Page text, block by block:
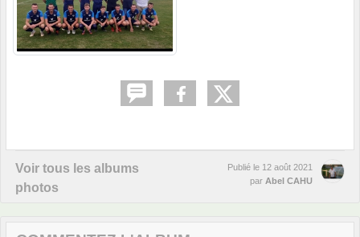
Voir tous les albums
photos
Publié le 12 août 2021
par Abel CAHU